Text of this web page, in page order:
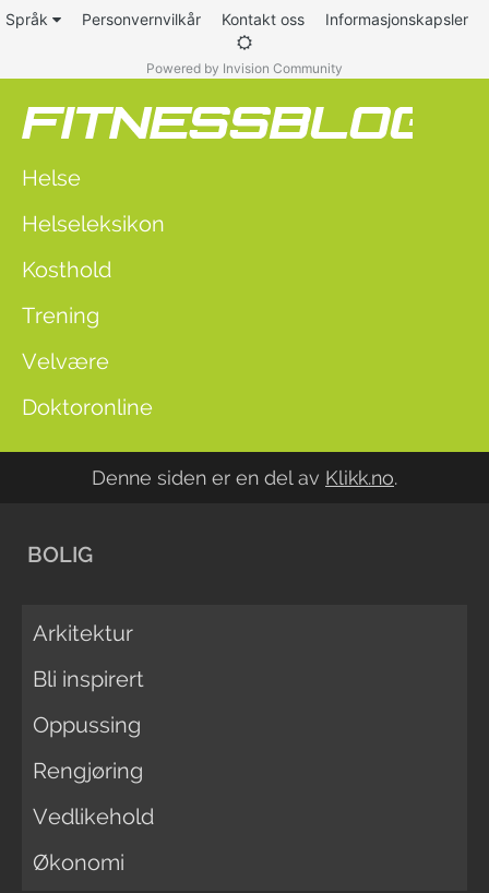
Språk Personvernvilkår Kontakt oss Informasjonskapsler
Powered by Invision Community
Helse
Helseleksikon
Kosthold
Trening
Velvære
Doktoronline
Denne siden er en del av Klikk.no.
BOLIG
Arkitektur
Bli inspirert
Oppussing
Rengjøring
Vedlikehold
Økonomi